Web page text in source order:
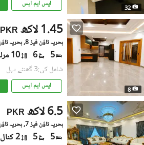
32 ایس ایم ایس
8
PKR 1.45 لاکھ
بحریہ ٹاؤن فیز 8, بحریہ ٹاؤن راولپنڈی
5
6 10 مرلہ
شامل کی:3 گھنٹے پہل
ایس ایم ایس
PKR 6.5 لاکھ
بحریہ ٹاؤن فیز 7, بحریہ ٹاؤن راولپنڈی
5
5 2 کنال